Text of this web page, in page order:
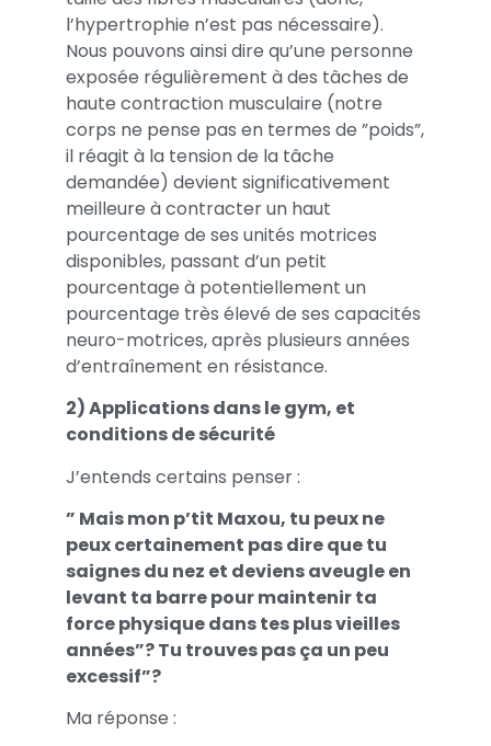
l’hypertrophie n’est pas nécessaire).
Nous pouvons ainsi dire qu’une personne
exposée régulièrement à des tâches de
haute contraction musculaire (notre
corps ne pense pas en termes de ”poids”,
il réagit à la tension de la tâche
demandée) devient significativement
meilleure à contracter un haut
pourcentage de ses unités motrices
disponibles, passant d’un petit
pourcentage à potentiellement un
pourcentage très élevé de ses capacités
neuro-motrices, après plusieurs années
d’entraînement en résistance.
2) Applications dans le gym, et
conditions de sécurité
J’entends certains penser :
” Mais mon p’tit Maxou, tu peux ne
peux certainement pas dire que tu
saignes du nez et deviens aveugle en
levant ta barre pour maintenir ta
force physique dans tes plus vieilles
années”? Tu trouves pas ça un peu
excessif”?
Ma réponse :